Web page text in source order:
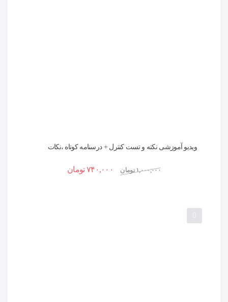
ویدیو آموزشی نکته و تست کنترل + درسنامه کوتاه ،نکات
۱,۰۰۰,۰۰۰تومان ۷۴۰,۰۰۰تومان